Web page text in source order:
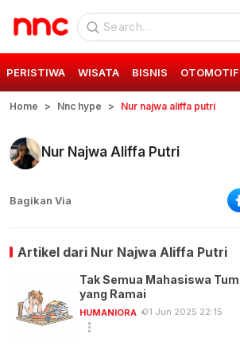
PERISTIWA WISATA BISNIS OTOMOTIF
Home Nnc hype Nur najwa aliffa putri
Nur Najwa Aliffa Putri
Bagikan Via
Artikel dari Nur Najwa Aliffa Putri
Tak Semua Mahasiswa
yang Ramai
HUMANIORA 01 Jun 2025 22:15